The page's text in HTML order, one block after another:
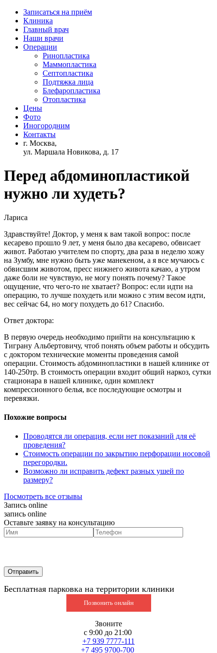
Записаться на приём
Клиника
Главный врач
Наши врачи
Операции
Ринопластика
Маммопластика
Септопластика
Подтяжка лица
Блефаропластика
Отопластика
Цены
Фото
Иногородним
Контакты
г. Москва,
ул. Маршала Новикова, д. 17
Перед абдоминопластикой
нужно ли худеть?
Лариса
Здравствуйте! Доктор, у меня к вам такой вопрос: после
кесарево прошло 9 лет, у меня было два кесарево, обвисает
живот. Работаю учителем по спорту, два раза в неделю хожу
на Зумбу, мне нужно быть уже манекеном, а я все мучаюсь с
обвисшим животом, пресс нижнего живота качаю, а утром
даже боли не чувствую, не могу понять почему? Такое
ощущение, что чего-то не хватает? Вопрос: если идти на
операцию, то лучше похудеть или можно с этим весом идти,
вес сейчас 64, но могу похудеть до 61? Спасибо.
Ответ доктора:
В первую очередь необходимо прийти на консультацию к
Тиграну Альбертовичу, чтоб понять объем работы и обсудить
с доктором технические моменты проведения самой
операции. Стоимость абдоминопластики в нашей клинике от
140-250тр. В стоимость операции входит общий наркоз, сутки
стационара в нашей клинике, один комплект
компрессионного белья, все последующие осмотры и
перевязки.
Похожие вопросы
Проводятся ли операция, если нет показаний для её
проведения?
Стоимость операции по закрытию перфорации носовой
перегородки.
Возможно ли исправить дефект разных ушей по
размеру?
Посмотреть все отзывы
Запись online
запись online
Оставьте заявку на консультацию
Бесплатная парковка на территории клиники
Позвонить онлайн
Звоните
с 9:00 до 21:00
+7 939 7777-111
+7 495 9700-700